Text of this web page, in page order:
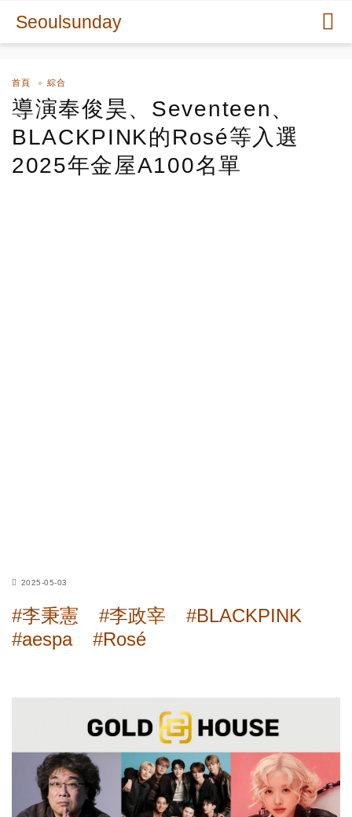
Seoulsunday
首頁 綜合
導演奉俊昊、Seventeen、
BLACKPINK的Rosé等入選
2025年金屋A100名單
2025-05-03
#李秉憲 #李政宰
#BLACKPINK
#aespa
#Rosé